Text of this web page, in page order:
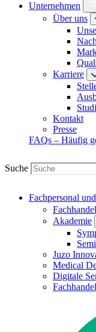
Unternehmen
Über uns
Karriere
Kontakt
Presse
FAQs – Häufig
Suche
Fachpersonal
Akademie
Juzo
Medical
Digitale